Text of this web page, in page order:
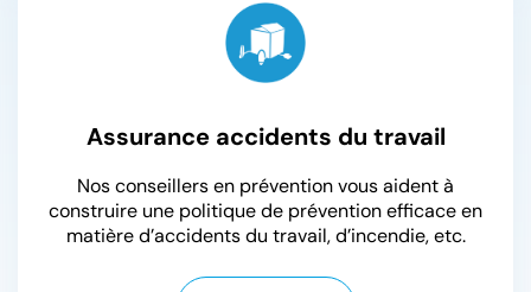
Assurance accidents du travail
Nos conseillers en prévention vous aident à
construire une politique de prévention efficace en
matière d’accidents du travail, d’incendie, etc.